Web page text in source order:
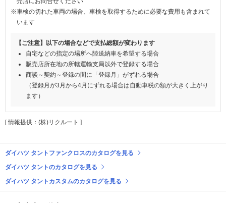
※車検の切れた車両の場合、車検を取得するために必要な費用も含まれて
います
【ご注意】以下の場合などで支払総額が変わります
自宅などの指定の場所へ陸送納車を希望する場合
販売店所在地の所轄運輸支局以外で登録する場合
商談～契約～登録の間に「登録月」がずれる場合
（登録月が3月から4月にずれる場合は自動車税の額が大きく上がり
ます）
[ 情報提供：(株)リクルート ]
ダイハツ タントファンクロスのカタログを見る
ダイハツ タントのカタログを見る
ダイハツ タントカスタムのカタログを見る